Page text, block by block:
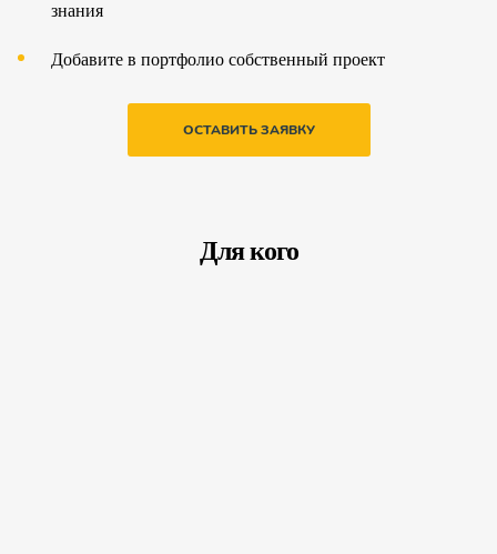
знания
Добавите в портфолио собственный проект
ОСТАВИТЬ ЗАЯВКУ
Для кого